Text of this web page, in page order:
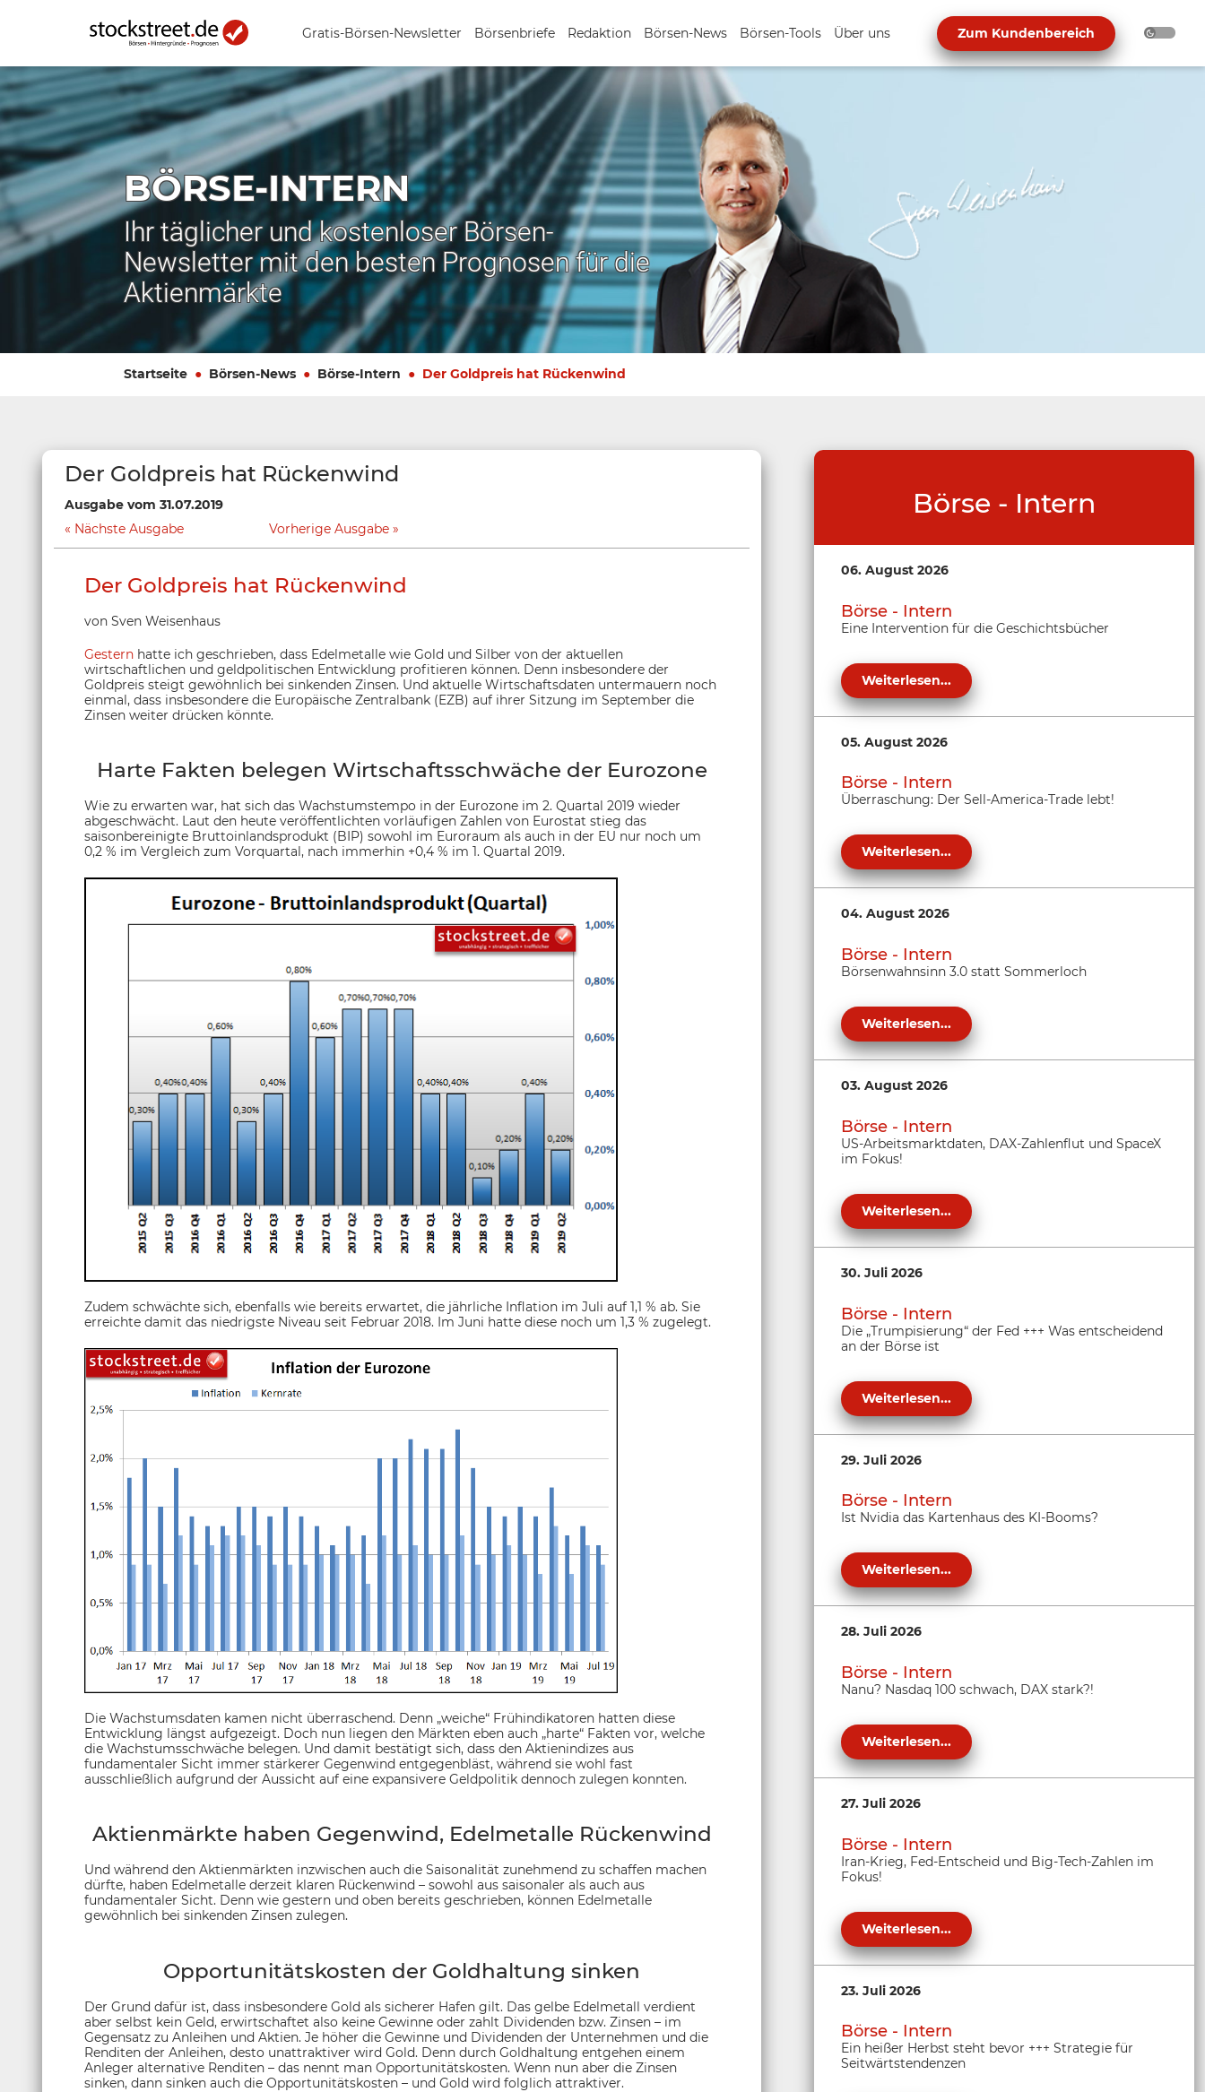
Gratis-Börsen-Newsletter Börsenbriefe Redaktion Börsen-News Börsen-Tools Über uns Zum Kundenbereich
BÖRSE-INTERN
Ihr täglicher und kostenloser Börsen-
Newsletter mit den besten Prognosen für die
Aktienmärkte
Startseite Börsen-News Börse-Intern Der Goldpreis hat Rückenwind
Der Goldpreis hat Rückenwind
Ausgabe vom 31.07.2019
Nächste Ausgabe
Vorherige Ausgabe
Der Goldpreis hat Rückenwind
von Sven Weisenhaus
Gestern hatte ich geschrieben, dass Edelmetalle wie Gold und Silber von der aktuellen
wirtschaftlichen und geldpolitischen Entwicklung profitieren können. Denn insbesondere der
Goldpreis steigt gewöhnlich bei sinkenden Zinsen. Und aktuelle Wirtschaftsdaten untermauern noch
einmal, dass insbesondere die Europäische Zentralbank (EZB) auf ihrer Sitzung im September die
Zinsen weiter drücken könnte.
Harte Fakten belegen Wirtschaftsschwäche der Eurozone
Wie zu erwarten war, hat sich das Wachstumstempo in der Eurozone im 2. Quartal 2019 wieder
abgeschwächt. Laut den heute veröffentlichten vorläufigen Zahlen von Eurostat stieg das
saisonbereinigte Bruttoinlandsprodukt (BIP) sowohl im Euroraum als auch in der EU nur noch um
0,2 % im Vergleich zum Vorquartal, nach immerhin +0,4 % im 1. Quartal 2019.
Zudem schwächte sich, ebenfalls wie bereits erwartet, die jährliche Inflation im Juli auf 1,1 % ab. Sie
erreichte damit das niedrigste Niveau seit Februar 2018. Im Juni hatte diese noch um 1,3 % zugelegt.
Die Wachstumsdaten kamen nicht überraschend. Denn „weiche“ Frühindikatoren hatten diese
Entwicklung längst aufgezeigt. Doch nun liegen den Märkten eben auch „harte“ Fakten vor, welche
die Wachstumsschwäche belegen. Und damit bestätigt sich, dass den Aktienindizes aus
fundamentaler Sicht immer stärkerer Gegenwind entgegenbläst, während sie wohl fast
ausschließlich aufgrund der Aussicht auf eine expansivere Geldpolitik dennoch zulegen konnten.
Aktienmärkte haben Gegenwind, Edelmetalle Rückenwind
Und während den Aktienmärkten inzwischen auch die Saisonalität zunehmend zu schaffen machen
dürfte, haben Edelmetalle derzeit klaren Rückenwind – sowohl aus saisonaler als auch aus
fundamentaler Sicht. Denn wie gestern und oben bereits geschrieben, können Edelmetalle
gewöhnlich bei sinkenden Zinsen zulegen.
Opportunitätskosten der Goldhaltung sinken
Der Grund dafür ist, dass insbesondere Gold als sicherer Hafen gilt. Das gelbe Edelmetall verdient
aber selbst kein Geld, erwirtschaftet also keine Gewinne oder zahlt Dividenden bzw. Zinsen – im
Gegensatz zu Anleihen und Aktien. Je höher die Gewinne und Dividenden der Unternehmen und die
Renditen der Anleihen, desto unattraktiver wird Gold. Denn durch Goldhaltung entgehen einem
Anleger alternative Renditen – das nennt man Opportunitätskosten. Wenn nun aber die Zinsen
sinken, dann sinken auch die Opportunitätskosten – und Gold wird folglich attraktiver.
Börse - Intern
06. August 2026
Börse - Intern
Eine Intervention für die Geschichtsbücher
Weiterlesen...
05. August 2026
Börse - Intern
Überraschung: Der Sell-America-Trade lebt!
Weiterlesen...
04. August 2026
Börse - Intern
Börsenwahnsinn 3.0 statt Sommerloch
Weiterlesen...
03. August 2026
Börse - Intern
US-Arbeitsmarktdaten, DAX-Zahlenflut und SpaceX
im Fokus!
Weiterlesen...
30. Juli 2026
Börse - Intern
Die „Trumpisierung“ der Fed +++ Was entscheidend
an der Börse ist
Weiterlesen...
29. Juli 2026
Börse - Intern
Ist Nvidia das Kartenhaus des KI-Booms?
Weiterlesen...
28. Juli 2026
Börse - Intern
Nanu? Nasdaq 100 schwach, DAX stark?!
Weiterlesen...
27. Juli 2026
Börse - Intern
Iran-Krieg, Fed-Entscheid und Big-Tech-Zahlen im
Fokus!
Weiterlesen...
23. Juli 2026
Börse - Intern
Ein heißer Herbst steht bevor +++ Strategie für
Seitwärtstendenzen